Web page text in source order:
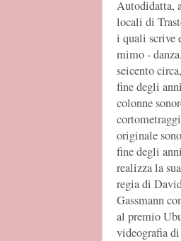
Autodidatta,
locali di
i quali scrive
mimo -
seicento
fine degli
colonne
originale
fine degli
realizza la
regia di
Gassmann
al premio
videografia